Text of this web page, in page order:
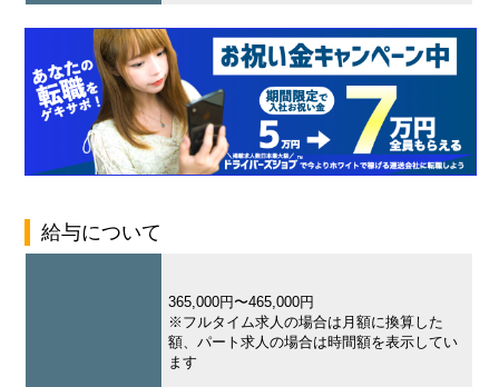
給与について
365,000円〜465,000円
※フルタイム求人の場合は月額に換算した
額、パート求人の場合は時間額を表示してい
ます